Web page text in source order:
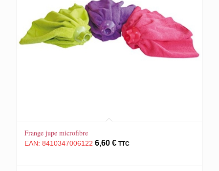
Frange jupe microfibre
EAN: 8410347006122 6,60 € TTC